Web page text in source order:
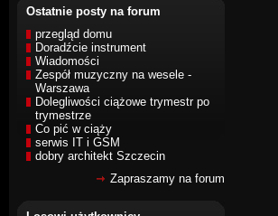
Ostatnie posty na forum
przegląd domu
Doradźcie instrument
Wiadomości
Zespół muzyczny na wesele -
Warszawa
Dolegliwości ciążowe trymestr po
trymestrze
Co pić w ciąży
serwis IT i GSM
dobry architekt Szczecin
Zapraszamy na forum